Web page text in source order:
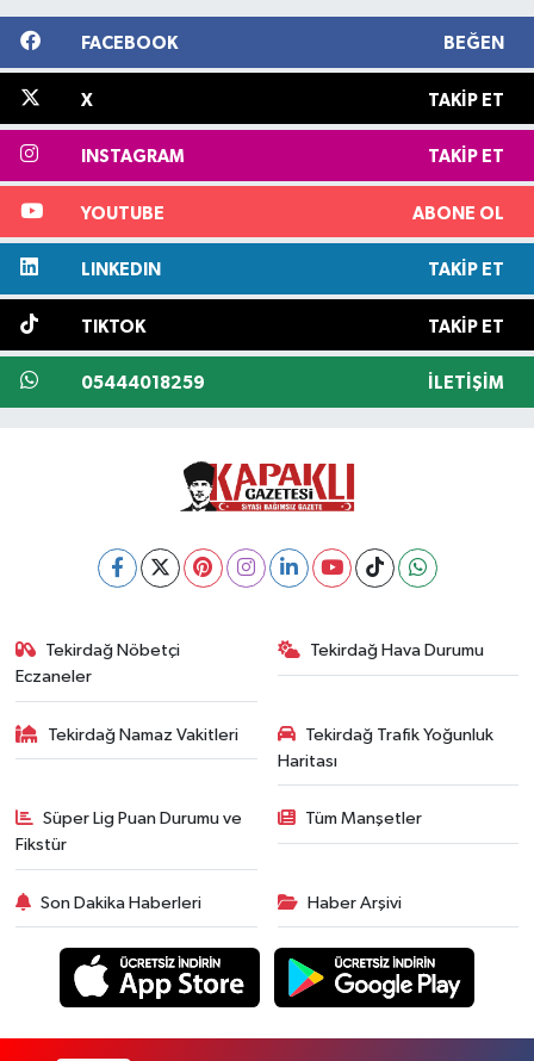
FACEBOOK BEĞEN
X TAKIP ET
INSTAGRAM TAKIP ET
YOUTUBE ABONE OL
LINKEDIN TAKIP ET
TIKTOK TAKIP ET
05444018259 İLETIŞIM
Tekirdağ Nöbetçi
Eczaneler
Tekirdağ Hava Durumu
Tekirdağ Namaz Vakitleri
Tekirdağ Trafik Yoğunluk
Haritası
Süper Lig Puan Durumu ve
Fikstür
Tüm Manşetler
Son Dakika Haberleri Haber Arşivi